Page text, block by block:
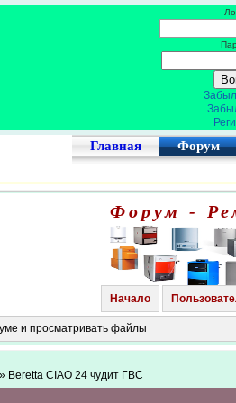
Главная Форум
Форум -
Начало
и просматривать файлы
» Beretta CIAO 24 чудит ГВС